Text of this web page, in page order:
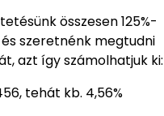
összesen 125%-
szeretnénk megtudni
azt így számolhatjuk ki:
tehát kb. 4,56%